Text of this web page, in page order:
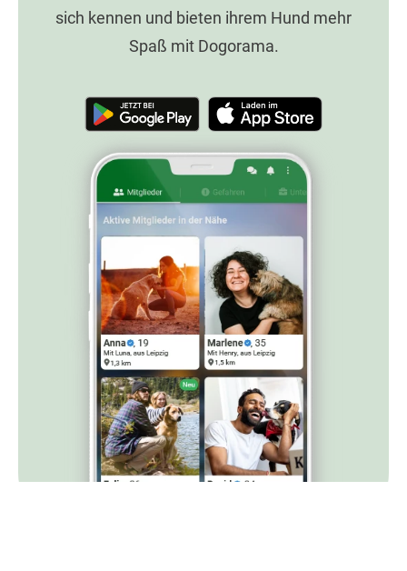
sich kennen und bieten ihrem Hund mehr
Spaß mit Dogorama.